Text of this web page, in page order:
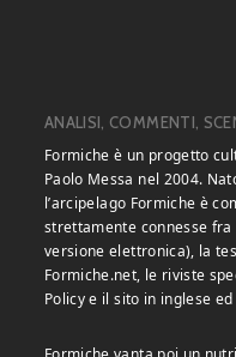
ANALISI, COMMENTI,
Formiche è un progetto
Paolo Messa nel 2004.
l’arcipelago Formiche è
strettamente connesse
versione elettronica), la
Formiche.net, le riviste
Policy e il sito in inglese